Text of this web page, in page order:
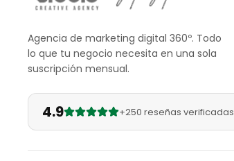
Agencia de marketing digital 360º. Todo
lo que tu negocio necesita en una sola
suscripción mensual.
4.9 +250 reseñas verificadas